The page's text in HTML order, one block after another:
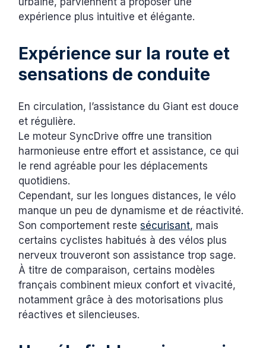
expérience plus intuitive et élégante.
Expérience sur la route et
sensations de conduite
En circulation, l’assistance du Giant est douce
et régulière.
Le moteur SyncDrive offre une transition
harmonieuse entre effort et assistance, ce qui
le rend agréable pour les déplacements
quotidiens.
Cependant, sur les longues distances, le vélo
manque un peu de dynamisme et de réactivité.
Son comportement restesécurisant, mais
certains cyclistes habitués à des vélos plus
nerveux trouveront son assistance trop sage.
À titre de comparaison, certains modèles
français combinent mieux confort et vivacité,
notamment grâce à des motorisations plus
réactives et silencieuses.